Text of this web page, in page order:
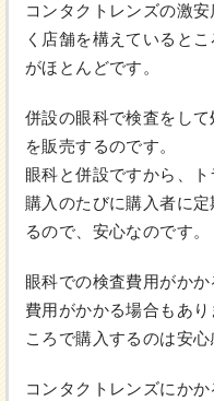
コンタクトレンズの激
く店舗を構えていると
がほとんどです。
併設の眼科で検査をし
を販売するのです。
眼科と併設ですから、ト
購入のたびに購入者に
るので、安心なのです。
眼科での検査費用がか
費用がかかる場合もあ
ころで購入するのは安心
コンタクトレンズにか